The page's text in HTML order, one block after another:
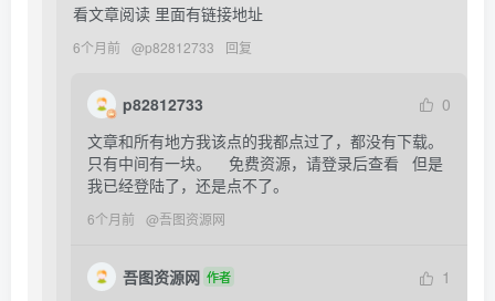
看文章阅读 里面有链接地址
6个月前 @p82812733 回复
p82812733
0
文章和所有地方我该点的我都点过了，都没有下载。
只有中间有一块。    免费资源，请登录后查看   但是
我已经登陆了，还是点不了。
6个月前 @吾图资源网
吾图资源网 作者
1